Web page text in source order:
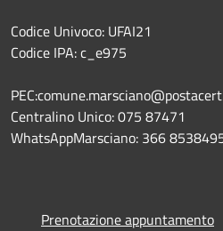
Codice Univoco: UFAI21
Codice IPA: c_e975
Centralino Unico: 075 87471
WhatsAppMarsciano: 366
Prenotazione appuntamento